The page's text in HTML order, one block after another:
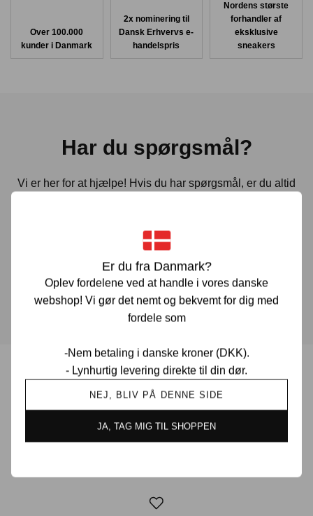
Er du fra Danmark?
Oplev fordelene ved at handle i vores danske
webshop! Vi gør det nemt og bekvemt for dig med
fordele som
-Nem betaling i danske kroner (DKK).
- Lynhurtig levering direkte til din dør.
NEJ, BLIV PÅ DENNE SIDE
JA, TAG MIG TIL SHOPPEN
Over 100.000
kunder i Danmark
2x nominering til
Dansk Erhvervs e-
handelspris
Nordens største
forhandler af
eksklusive
sneakers
Har du spørgsmål?
Vi er her for at hjælpe! Hvis du har spørgsmål, er du altid
muligt.
KONTAKT OS
Prisgaranti i Danmark